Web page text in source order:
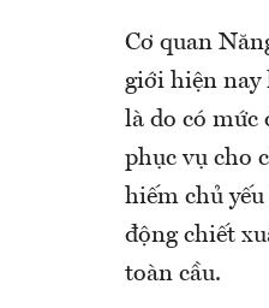
Cơ quan
giới hiện nay
là do có mức
phục vụ cho
hiếm chủ
động chiết
toàn cầu.